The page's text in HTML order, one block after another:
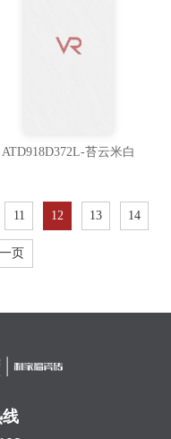
ATD918D372L-苔云米白
11 12 13 14
页